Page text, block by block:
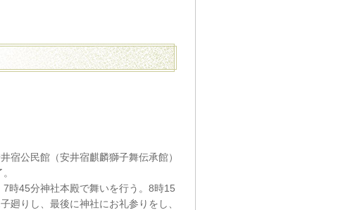
宿公民館（安井宿麒麟獅子舞伝承館）
時45分神社本殿で舞いを行う。8時15
廻りし、最後に神社にお礼参りをし、